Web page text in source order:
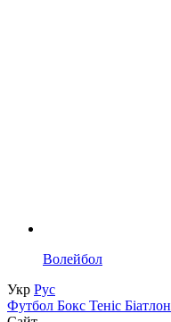
Волейбол
Укр Рус
Футбол Бокс Теніс Біатлон